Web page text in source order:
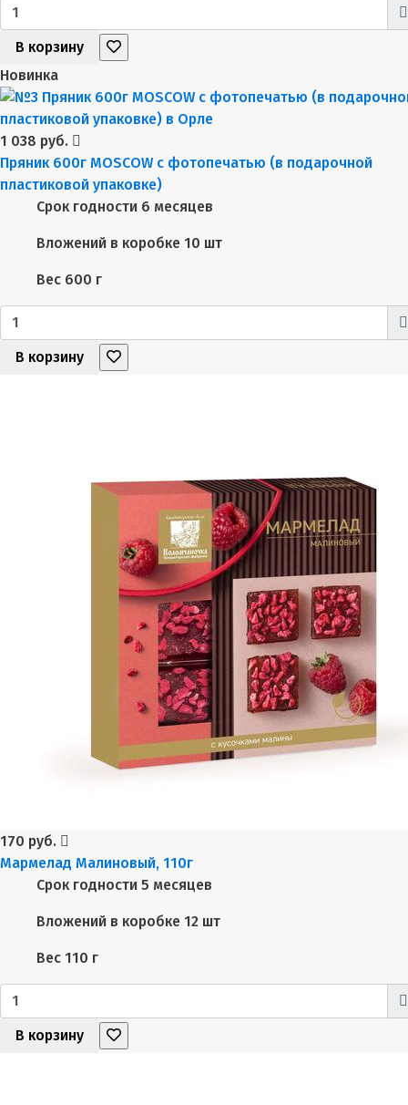
В корзину
Новинка
1 038 руб.
Пряник 600г MOSCOW с фотопечатью (в подарочной
пластиковой упаковке)
Срок годности 6 месяцев
Вложений в коробке 10 шт
Вес 600 г
В корзину
170 руб.
Мармелад Малиновый, 110г
Срок годности 5 месяцев
Вложений в коробке 12 шт
Вес 110 г
В корзину